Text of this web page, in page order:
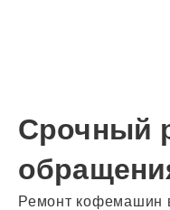
Срочный
Ремонт кофемашин